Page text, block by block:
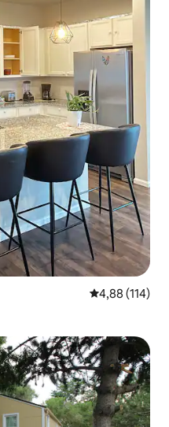
Prosječna
4,88 (114)